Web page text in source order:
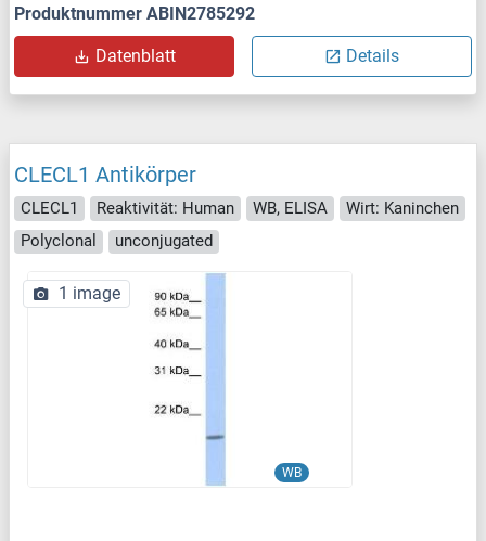
Produktnummer ABIN2785292
Datenblatt Details
CLECL1 Antikörper
CLECL1 Reaktivität: Human WB, ELISA
Wirt: Kaninchen
Polyclonal
unconjugated
WB
1 image